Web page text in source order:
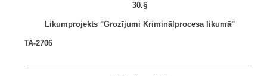
30.§
Likumprojekts "Grozījumi Kriminālprocesa likumā"
TA-2706